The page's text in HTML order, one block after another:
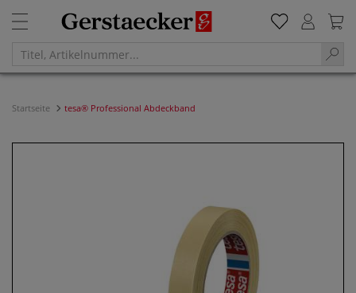
Startseite tesa® Professional Abdeckband